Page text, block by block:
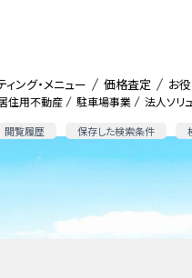
住用不動産 駐車場事業 法人ソリ
閲覧履歴 保存した検索条件
ィング・メニュー 価格査定 お